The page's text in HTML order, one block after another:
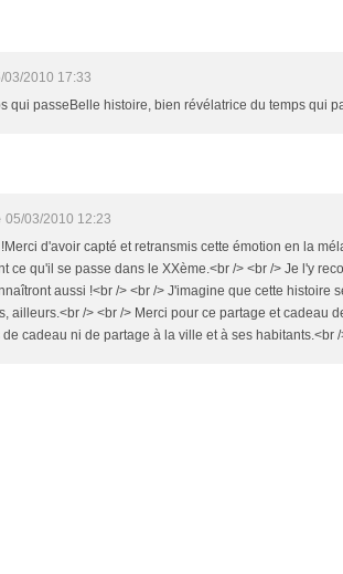
03/2010 17:33
qui passeBelle histoire, bien révélatrice du temps qui
05/03/2010 12:23
!Merci d'avoir capté et retransmis cette émotion en la
ce qu'il se passe dans le XXème.<br /> <br /> Je l'y
aussi !<br /> <br /> J'imagine que cette histoire
ailleurs.<br /> <br /> Merci pour ce partage et cadeau
de cadeau ni de partage à la ville et à ses habitants.<br /